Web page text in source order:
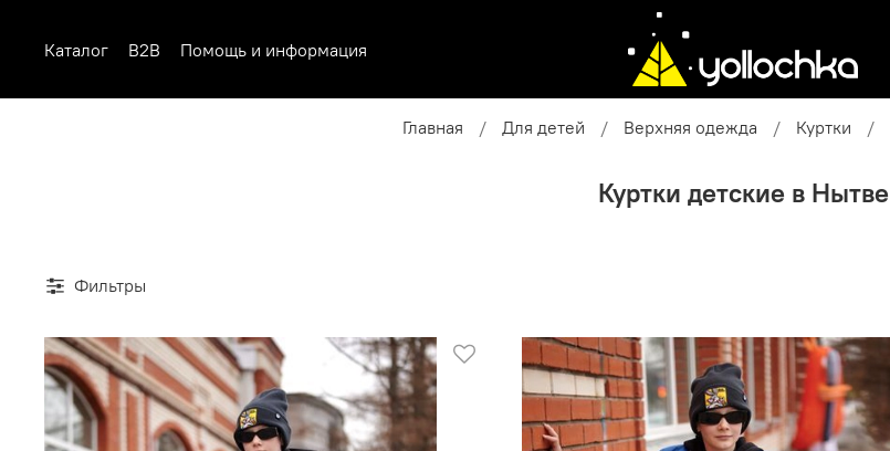
Каталог B2B Помощь и информация
Главная Для детей Верхняя одежда Куртки
Куртки детские в Нытве
Фильтры